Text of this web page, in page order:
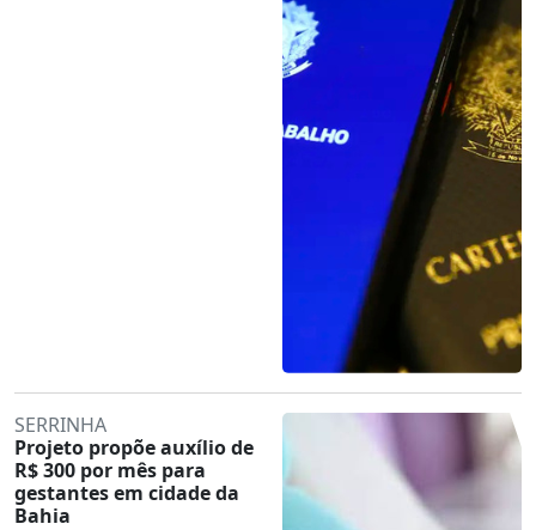
SERRINHA
Projeto propõe auxílio de
R$ 300 por mês para
gestantes em cidade da
Bahia